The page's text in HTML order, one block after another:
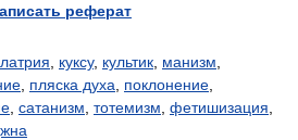
реферат
куксу, культик манизм
пляска духа поклонение
сатанизм тотемизм фетишизация